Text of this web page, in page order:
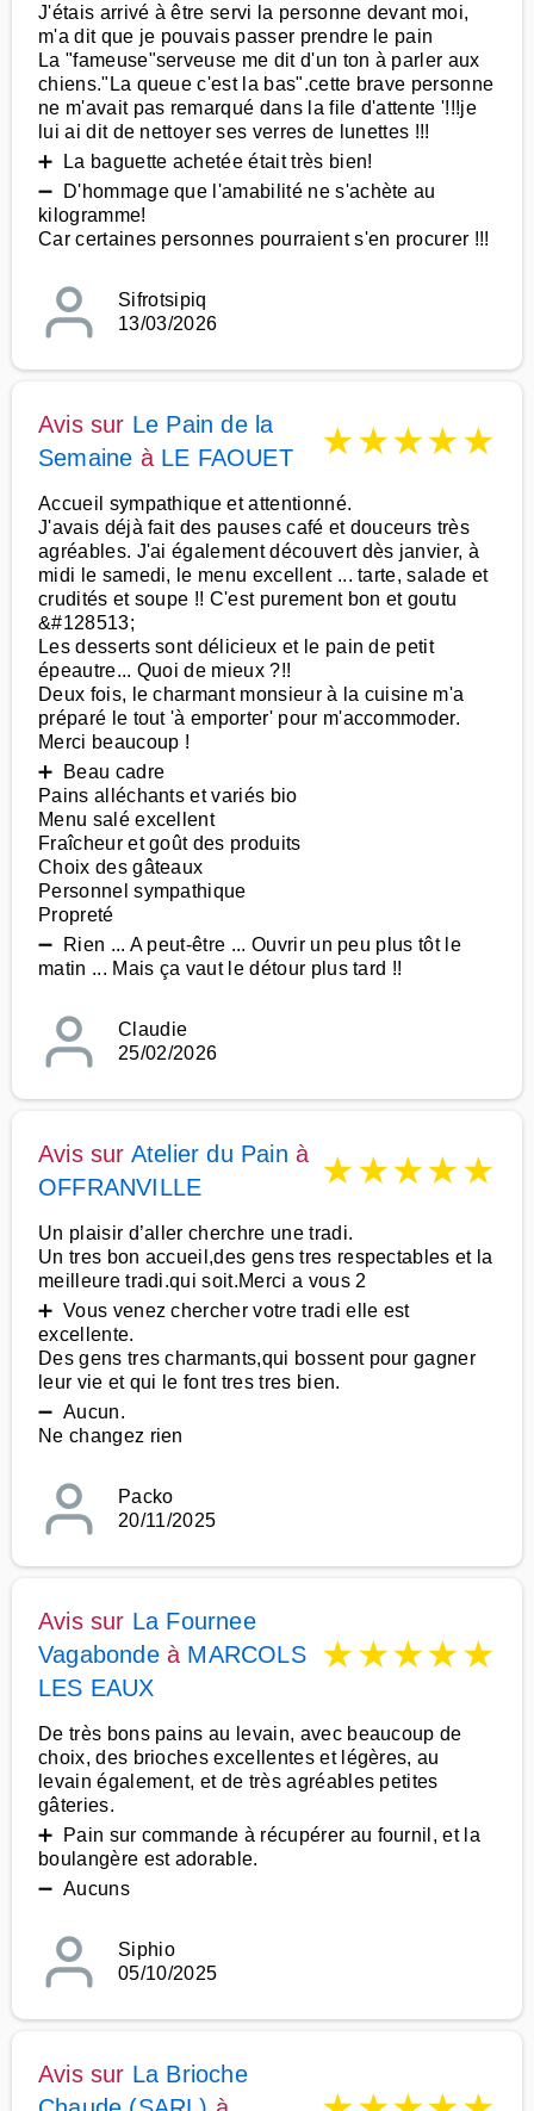
J'étais arrivé à être servi la personne devant moi,
m'a dit que je pouvais passer prendre le pain
La "fameuse"serveuse me dit d'un ton à parler aux
chiens."La queue c'est la bas".cette brave personne
ne m'avait pas remarqué dans la file d'attente '!!!je
lui ai dit de nettoyer ses verres de lunettes !!!
➕ La baguette achetée était très bien!
➖ D'hommage que l'amabilité ne s'achète au
kilogramme!
Car certaines personnes pourraient s'en procurer !!!
Sifrotsipiq
13/03/2026
Avis sur Le Pain de la
Semaine à LE FAOUET ★★★★★
Accueil sympathique et attentionné.
J'avais déjà fait des pauses café et douceurs très
agréables. J'ai également découvert dès janvier, à
midi le samedi, le menu excellent ... tarte, salade et
crudités et soupe !! C'est purement bon et goutu
&#128513;
Les desserts sont délicieux et le pain de petit
épeautre... Quoi de mieux ?!!
Deux fois, le charmant monsieur à la cuisine m'a
préparé le tout 'à emporter' pour m'accommoder.
Merci beaucoup !
➕ Beau cadre
Pains alléchants et variés bio
Menu salé excellent
Fraîcheur et goût des produits
Choix des gâteaux
Personnel sympathique
Propreté
➖ Rien ... A peut-être ... Ouvrir un peu plus tôt le
matin ... Mais ça vaut le détour plus tard !!
Claudie
25/02/2026
Avis sur Atelier du Pain à
OFFRANVILLE
★★★★★
Un plaisir d’aller cherchre une tradi.
Un tres bon accueil,des gens tres respectables et la
meilleure tradi.qui soit.Merci a vous 2
➕ Vous venez chercher votre tradi elle est
excellente.
Des gens tres charmants,qui bossent pour gagner
leur vie et qui le font tres tres bien.
➖ Aucun.
Ne changez rien
Packo
20/11/2025
Avis sur La Fournee
Vagabondeà MARCOLS
LES EAUX
★★★★★
De très bons pains au levain, avec beaucoup de
choix, des brioches excellentes et légères, au
levain également, et de très agréables petites
gâteries.
➕ Pain sur commande à récupérer au fournil, et la
boulangère est adorable.
➖ Aucuns
Siphio
05/10/2025
Avis sur La Brioche